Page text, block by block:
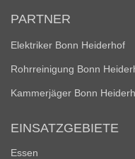
PARTNER
Elektriker Bonn Heiderhof
Rohrreinigung Bonn
Kammerjäger Bonn
EINSATZGEBIETE
Essen